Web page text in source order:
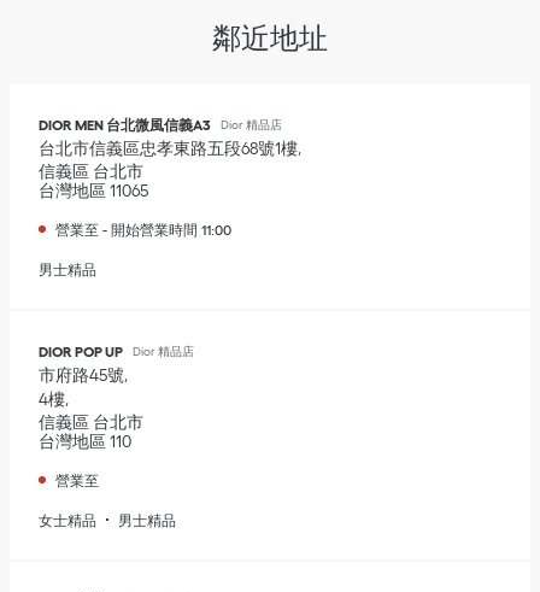
鄰近地址
DIOR MEN 台北微風信義A3 Dior 精品店
台北市信義區忠孝東路五段68號1樓
信義區 台北市
台灣地區11065
營業至 - 開始營業時間 11:00
男士精品
DIOR POP UP Dior 精品店
市府路45號
4樓
信義區 台北市
台灣地區110
營業至
女士精品 男士精品